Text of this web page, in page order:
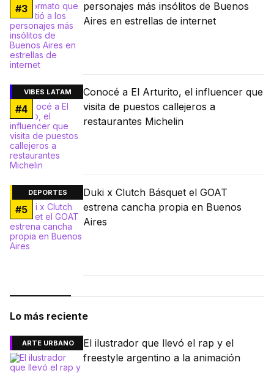
#3
personajes más insólitos de Buenos
Aires en estrellas de internet
VIBES LATAM
#4
Conocé a El Arturito, el influencer que
visita de puestos callejeros a
restaurantes Michelin
DEPORTES
#5
Duki x Clutch Básquet el GOAT
estrena cancha propia en Buenos
Aires
Lo más reciente
ARTE URBANO
El ilustrador que llevó el rap y el
freestyle argentino a la animación